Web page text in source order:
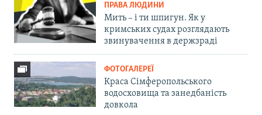
ПРАВА ЛЮДИНИ
Мить – і ти шпигун. Як у
кримських судах розглядають
звинувачення в держзраді
ФОТОГАЛЕРЕЇ
Краса Сімферопольського
водосховища та занедбаність
довкола